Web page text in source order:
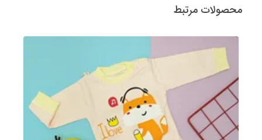
محصولات مرتبط